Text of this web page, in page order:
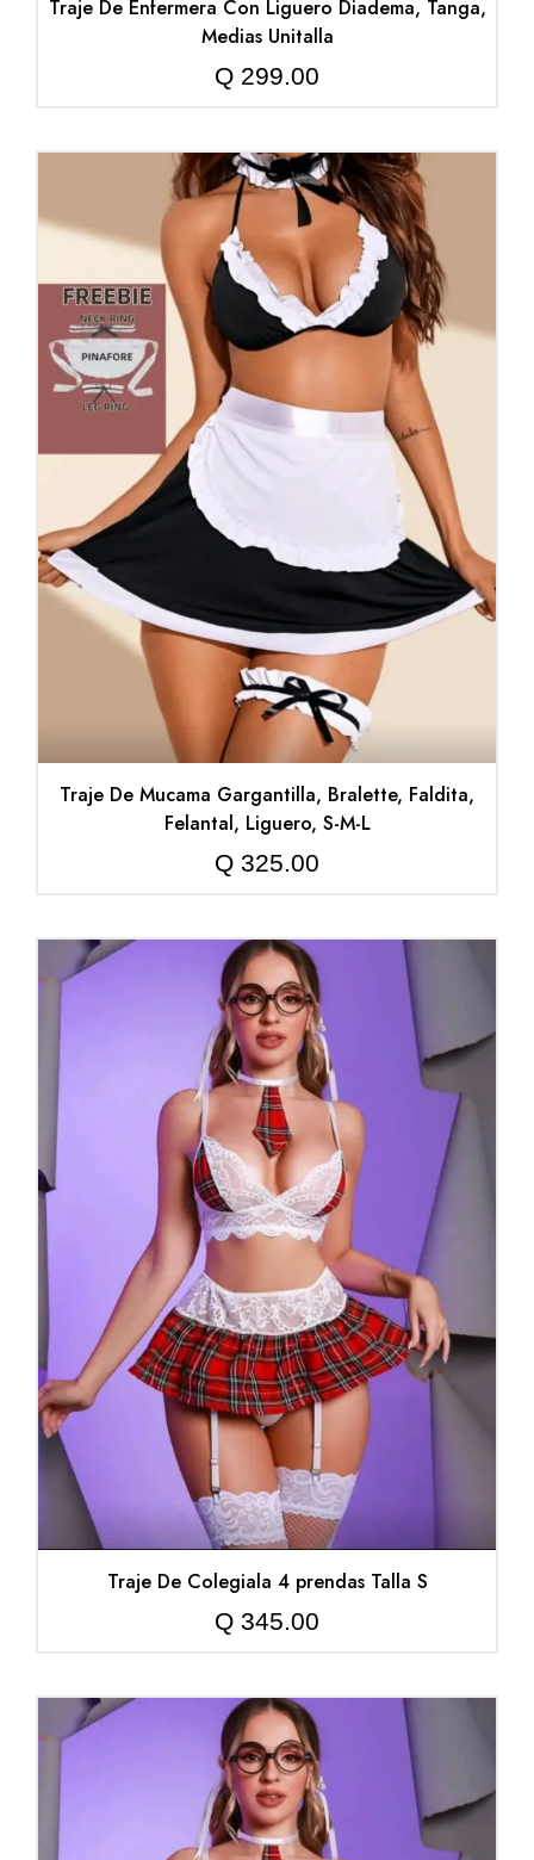
Traje De Enfermera Con Liguero Diadema, Tanga,
Medias Unitalla
Q 299.00
Traje De Mucama Gargantilla, Bralette, Faldita,
Felantal, Liguero, S-M-L
Q 325.00
Traje De Colegiala 4 prendas Talla S
Q 345.00